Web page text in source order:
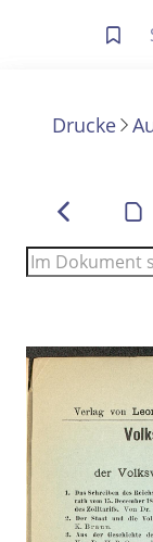
Die letzte
Anzeigen
Zuletzt gesucht
Drucke